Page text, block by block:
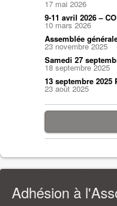
17 mai 2026
9-11 avril 2026 –
10 mars 2026
Assemblée
23 novembre 2025
Samedi 27
18 septembre 2025
13 septembre 2025
23 août 2025
Adhésion à